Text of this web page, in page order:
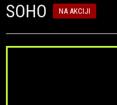
SOHO NA AKCIJI